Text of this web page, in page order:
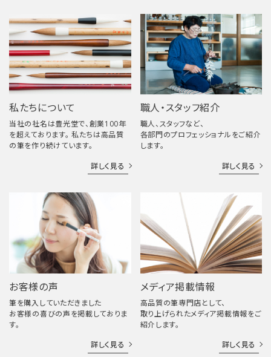
私たちについて
当社の社名は豊光堂で、創業100年
を超えております。 私たちは高品質
の筆を作り続けています。
詳しく見る
職人・スタッフ紹介
職人、スタッフなど、
各部門のプロフェッショナルをご紹介
します。
詳しく見る
お客様の声
筆を購入していただきました
お客様の喜びの声を掲載しておりま
す。
詳しく見る
メディア掲載情報
高品質の筆専門店として、
取り上げられたメディア掲載情報をご
紹介します。
詳しく見る